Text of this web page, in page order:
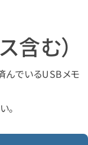
含む）
でいるUSBメモ
。